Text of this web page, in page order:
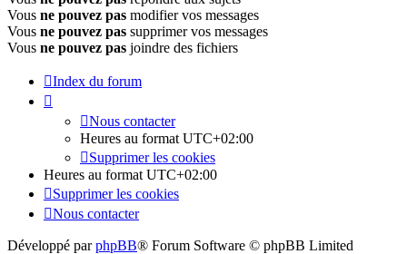
Vous ne pouvez pas modifier vos messages
Vous ne pouvez pas supprimer vos messages
Vous ne pouvez pas joindre des fichiers
Index du forum
Nous contacter
Heures au format UTC+02:00
Supprimer les cookies
Heures au format UTC+02:00
Supprimer les cookies
Nous contacter
Développé parphpBB® Forum Software © phpBB Limited